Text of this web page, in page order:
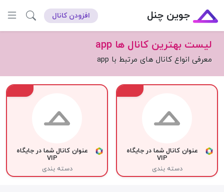
جوین چنل افزودن کانال
لیست بهترین کانال ها app
معرفی انواع کانال های مرتبط با app
عنوان کانال شما در جایگاه
VIP
دسته بندی
عنوان کانال شما در جایگاه
VIP
دسته بندی